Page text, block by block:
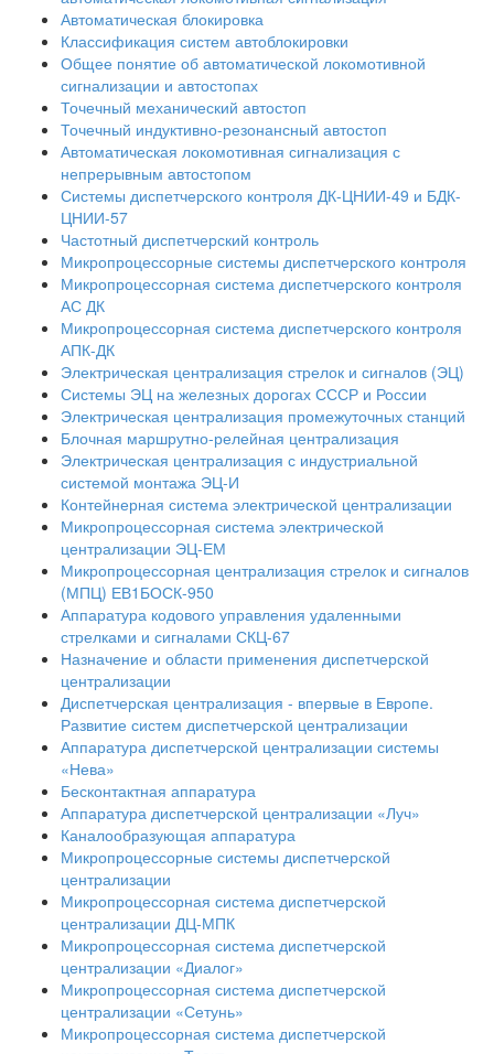
Автоматическая блокировка
Классификация систем автоблокировки
Общее понятие об автоматической локомотивной
сигнализации и автостопах
Точечный механический автостоп
Точечный индуктивно-резонансный автостоп
Автоматическая локомотивная сигнализация с
непрерывным автостопом
Системы диспетчерского контроля ДК-ЦНИИ-49 и БДК-
ЦНИИ-57
Частотный диспетчерский контроль
Микропроцессорные системы диспетчерского контроля
Микропроцессорная система диспетчерского контроля
АС ДК
Микропроцессорная система диспетчерского контроля
АПК-ДК
Электрическая централизация стрелок и сигналов (ЭЦ)
Системы ЭЦ на железных дорогах СССР и России
Электрическая централизация промежуточных станций
Блочная маршрутно-релейная централизация
Электрическая централизация с индустриальной
системой монтажа ЭЦ-И
Контейнерная система электрической централизации
Микропроцессорная система электрической
централизации ЭЦ-ЕМ
Микропроцессорная централизация стрелок и сигналов
(МПЦ) ЕВ1БОСК-950
Аппаратура кодового управления удаленными
стрелками и сигналами СКЦ-67
Назначение и области применения диспетчерской
централизации
Диспетчерская централизация - впервые в Европе.
Развитие систем диспетчерской централизации
Аппаратура диспетчерской централизации системы
«Нева»
Бесконтактная аппаратура
Аппаратура диспетчерской централизации «Луч»
Каналообразующая аппаратура
Микропроцессорные системы диспетчерской
централизации
Микропроцессорная система диспетчерской
централизации ДЦ-МПК
Микропроцессорная система диспетчерской
централизации «Диалог»
Микропроцессорная система диспетчерской
централизации «Сетунь»
Микропроцессорная система диспетчерской